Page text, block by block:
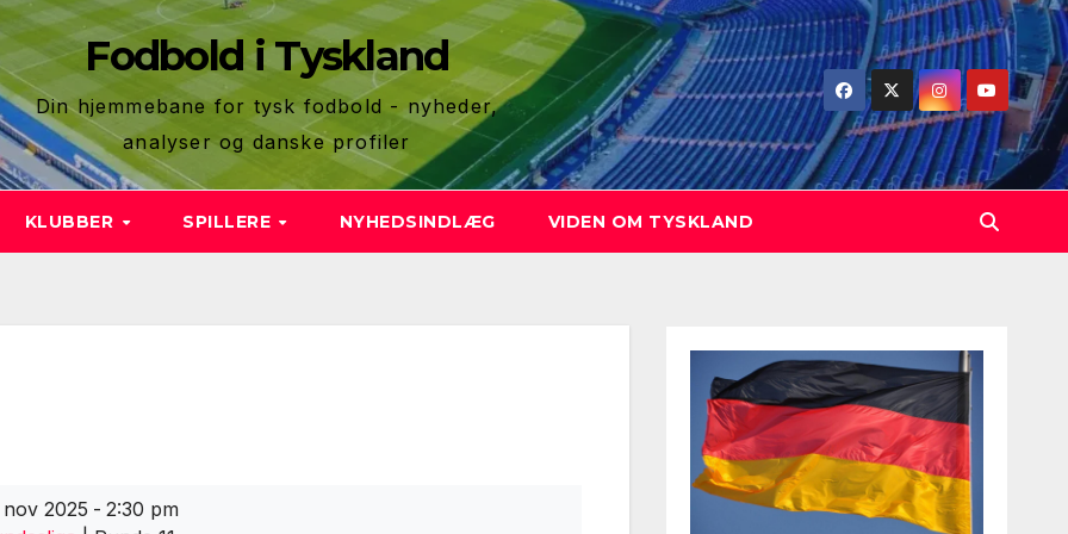
Fodbold i Tyskland
Din hjemmebane for tysk fodbold - nyheder,
analyser og danske profiler
KLUBBER SPILLERE NYHEDSINDLÆG VIDEN OM TYSKLAND
2025 - 2:30 pm